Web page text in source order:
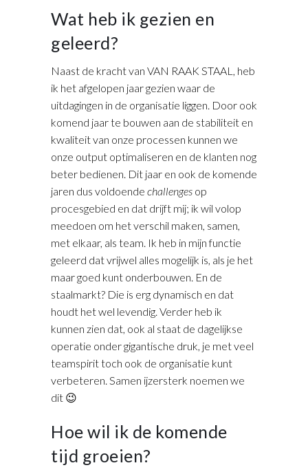
Wat heb ik gezien en
geleerd?
Naast de kracht van VAN RAAK STAAL, heb
ik het afgelopen jaar gezien waar de
uitdagingen in de organisatie liggen. Door ook
komend jaar te bouwen aan de stabiliteit en
kwaliteit van onze processen kunnen we
onze output optimaliseren en de klanten nog
beter bedienen. Dit jaar en ook de komende
jaren dus voldoende challenges op
procesgebied en dat drijft mij; ik wil volop
meedoen om het verschil maken, samen,
met elkaar, als team. Ik heb in mijn functie
geleerd dat vrijwel alles mogelijk is, als je het
maar goed kunt onderbouwen. En de
staalmarkt? Die is erg dynamisch en dat
houdt het wel levendig. Verder heb ik
kunnen zien dat, ook al staat de dagelijkse
operatie onder gigantische druk, je met veel
teamspirit toch ook de organisatie kunt
verbeteren. Samen ijzersterk noemen we
dit 😉
Hoe wil ik de komende
tijd groeien?